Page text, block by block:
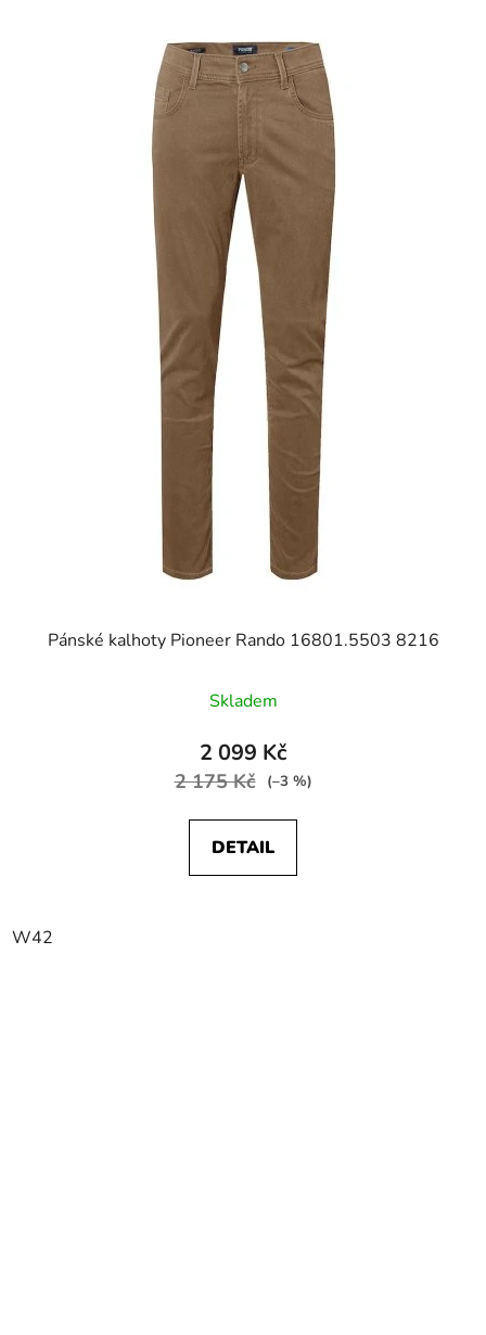
Pánské kalhoty Pioneer Rando 16801.5503 8216
Skladem
2 099 Kč
2 175 Kč (–3 %)
DETAIL
W42